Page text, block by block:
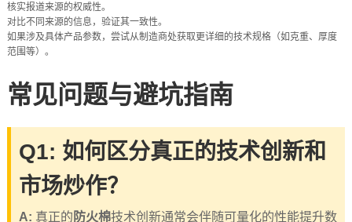
核实报道来源的权威性。
对比不同来源的信息，验证其一致性。
如果涉及具体产品参数，尝试从制造商处获取更详细的技术规格（如克重、厚度
范围等）。
常见问题与避坑指南
Q1: 如何区分真正的技术创新和
市场炒作？
A: 真正的 防火棉技术创新通常会伴随可量化的性能提升数